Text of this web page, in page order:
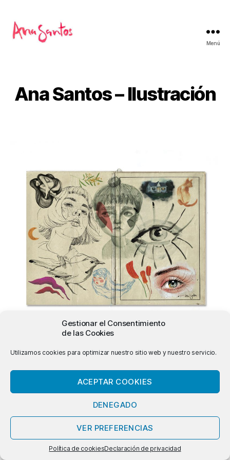
Gestionar el Consentimiento
de las Cookies
Utilizamos cookies para optimizar nuestro sitio web y nuestro servicio.
ACEPTAR COOKIES
DENEGADO
VER PREFERENCIAS
Política de cookiesDeclaración de privacidad
Ilustración
Menú
Ana Santos – Ilustración
© 2026Ana Santos – Ilustración Subir↑